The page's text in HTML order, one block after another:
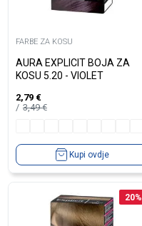
FARBE ZA KOSU
AURA EXPLICIT BOJA ZA
KOSU 5.20 - VIOLET
2,79 €
3,49€
Kupi ovdje
20%